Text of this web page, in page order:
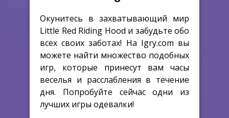
Окунитесь в захватывающий мир
Little Red Riding Hood и забудьте обо
всех своих заботах! На Igry.com вы
можете найти множество подобных
игр, которые принесут вам часы
веселья и расслабления в течение
дня. Попробуйте сейчас одни из
лучших игры одевалки!